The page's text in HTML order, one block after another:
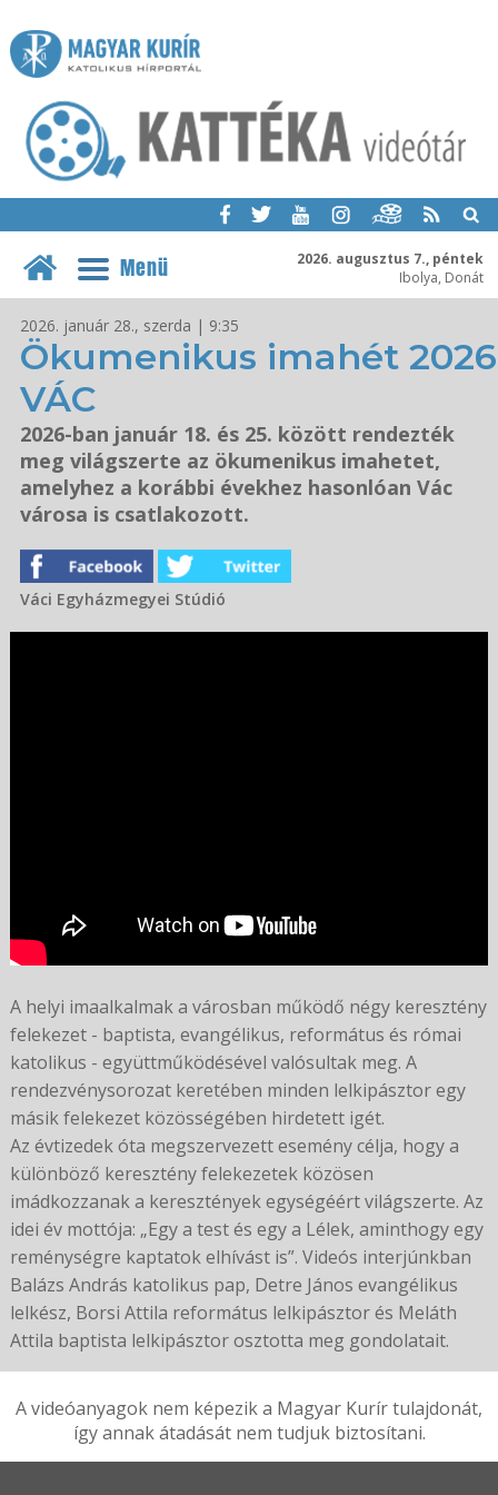
2026. augusztus 7., péntek
Ibolya, Donát
Menü
A helyi imaalkalmak a városban működő négy keresztény
felekezet - baptista, evangélikus, református és római
katolikus - együttműködésével valósultak meg. A
rendezvénysorozat keretében minden lelkipásztor egy
másik felekezet közösségében hirdetett igét.
Az évtizedek óta megszervezett esemény célja, hogy a
különböző keresztény felekezetek közösen
imádkozzanak a keresztények egységéért világszerte. Az
idei év mottója: „Egy a test és egy a Lélek, aminthogy egy
reménységre kaptatok elhívást is”. Videós interjúnkban
Balázs András katolikus pap, Detre János evangélikus
lelkész, Borsi Attila református lelkipásztor és Meláth
Attila baptista lelkipásztor osztotta meg gondolatait.
2026. január 28., szerda | 9:35
Ökumenikus imahét 2026
VÁC
2026-ban január 18. és 25. között rendezték
meg világszerte az ökumenikus imahetet,
amelyhez a korábbi évekhez hasonlóan Vác
városa is csatlakozott.
Váci Egyházmegyei Stúdió
A videóanyagok nem képezik a Magyar Kurír tulajdonát,
így annak átadását nem tudjuk biztosítani.